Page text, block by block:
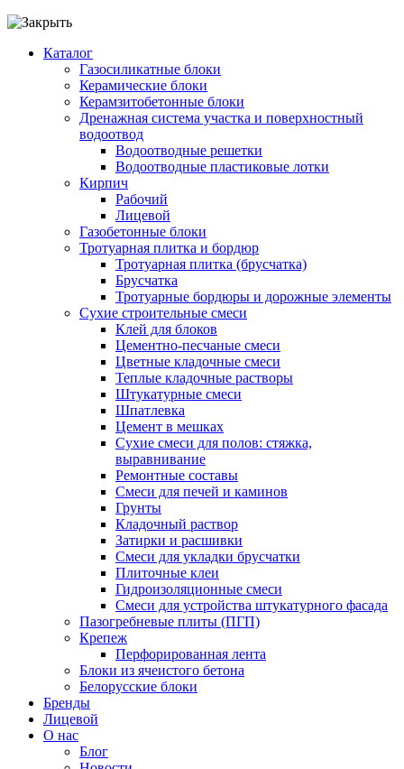
Каталог
Газосиликатные блоки
Керамические блоки
Керамзитобетонные блоки
Дренажная система участка и поверхностный
водоотвод
Водоотводные решетки
Водоотводные пластиковые лотки
Кирпич
Рабочий
Лицевой
Газобетонные блоки
Тротуарная плитка и бордюр
Тротуарная плитка (брусчатка)
Брусчатка
Тротуарные бордюры и дорожные элементы
Сухие строительные смеси
Клей для блоков
Цементно-песчаные смеси
Цветные кладочные смеси
Теплые кладочные растворы
Штукатурные смеси
Шпатлевка
Цемент в мешках
Сухие смеси для полов: стяжка,
выравнивание
Ремонтные составы
Смеси для печей и каминов
Грунты
Кладочный раствор
Затирки и расшивки
Смеси для укладки брусчатки
Плиточные клеи
Гидроизоляционные смеси
Смеси для устройства штукатурного фасада
Пазогребневые плиты (ПГП)
Крепеж
Перфорированная лента
Блоки из ячеистого бетона
Белорусские блоки
Бренды
Лицевой
О нас
Блог